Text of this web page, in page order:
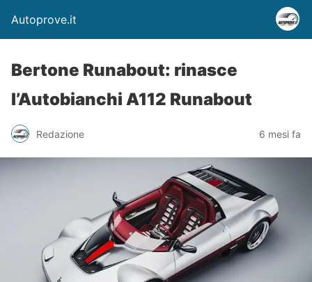
Autoprove.it
Bertone Runabout: rinasce
l’Autobianchi A112 Runabout
Redazione 6 mesi fa